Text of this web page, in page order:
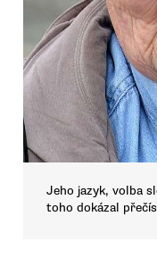
Jeho jazyk, volba
toho dokázal